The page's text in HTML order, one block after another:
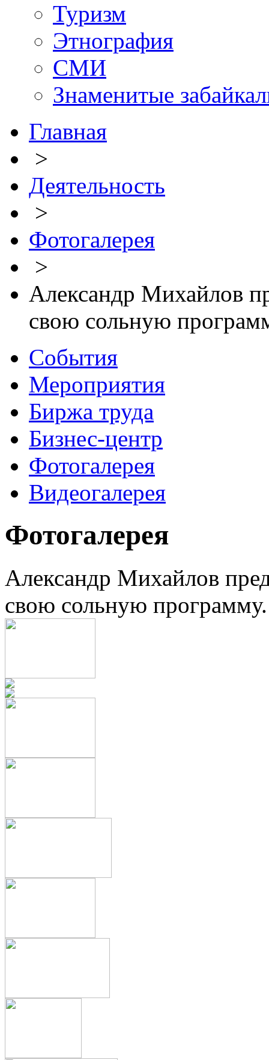
Туризм
Этнография
СМИ
Знаменитые
Главная
>
Деятельность
>
Фотогалерея
>
Александр Михайлов
свою сольную
События
Мероприятия
Биржа труда
Бизнес-центр
Фотогалерея
Видеогалерея
Фотогалерея
Александр Михайлов
свою сольную программу.